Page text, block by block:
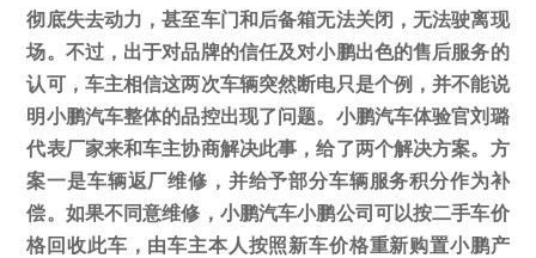
彻底失去动力，甚至车门和后备箱无法关闭，无法驶离现
场。不过，出于对品牌的信任及对小鹏出色的售后服务的
认可，车主相信这两次车辆突然断电只是个例，并不能说
明小鹏汽车整体的品控出现了问题。小鹏汽车体验官刘璐
代表厂家来和车主协商解决此事，给了两个解决方案。方
案一是车辆返厂维修，并给予部分车辆服务积分作为补
偿。如果不同意维修，小鹏汽车小鹏公司可以按二手车价
格回收此车，由车主本人按照新车价格重新购置小鹏产